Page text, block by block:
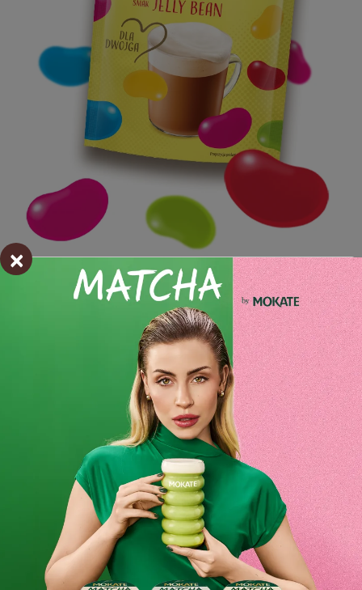
Cappuccino Mokate 40g Jelly Bean
Cappuccino Mokate o smaku owocowych fasolek to
innowacyjny napój, który łączy tradycyjne włoskie
cappuccino z wyjątkowym, owocowym smakiem
inspirowanym popularnymi cukierkami "jelly beans"
Cappuccino Mokate o smaku owocowych fasolek to
wyjątkowy napój, który łączy klasyczne cappuccino z
owocowym, słodkim smakiem inspirowanym popularnymi
cukierkami. Jest to ciekawa propozycja dla miłośników
kawy, którzy pragną spróbować czegoś nowego i
nietypowego, oferując jednocześnie bogactwo smaków i
przyjemne doznania aromatyczne.
×